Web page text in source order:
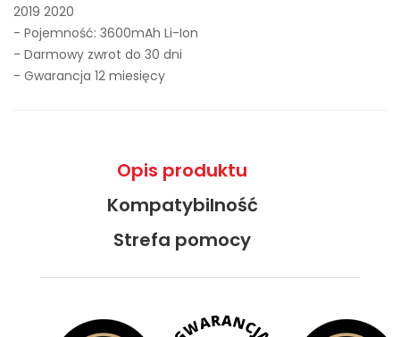
2019 2020
- Pojemność: 3600mAh Li-Ion
- Darmowy zwrot do 30 dni
- Gwarancja 12 miesięcy
Opis produktu
Kompatybilność
Strefa pomocy